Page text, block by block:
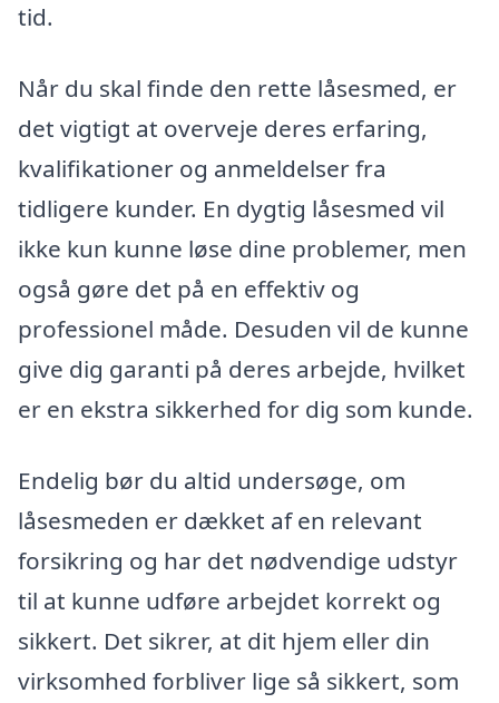
tid.
Når du skal finde den rette låsesmed, er
det vigtigt at overveje deres erfaring,
kvalifikationer og anmeldelser fra
tidligere kunder. En dygtig låsesmed vil
ikke kun kunne løse dine problemer, men
også gøre det på en effektiv og
professionel måde. Desuden vil de kunne
give dig garanti på deres arbejde, hvilket
er en ekstra sikkerhed for dig som kunde.
Endelig bør du altid undersøge, om
låsesmeden er dækket af en relevant
forsikring og har det nødvendige udstyr
til at kunne udføre arbejdet korrekt og
sikkert. Det sikrer, at dit hjem eller din
virksomhed forbliver lige så sikkert, som